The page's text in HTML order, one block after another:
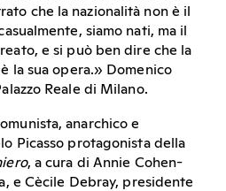
che la nazionalità non è il
siamo nati, ma il
e si può ben dire che la
la sua opera.» Domenico
Reale di Milano.
anarchico e
Picasso protagonista della
, a cura di Annie Cohen-
e Cècile Debray, presidente